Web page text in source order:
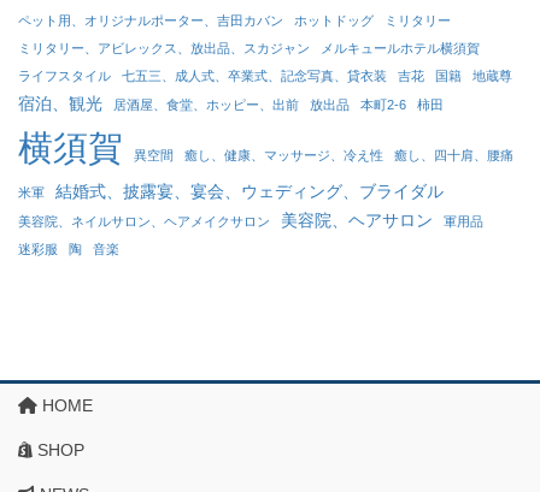
ペット用、オリジナルポーター、吉田カバン
ホットドッグ
ミリタリー
ミリタリー、アビレックス、放出品、スカジャン
メルキュールホテル横須賀
ライフスタイル
七五三、成人式、卒業式、記念写真、貸衣装 吉花 国籍 地蔵尊
宿泊、観光 居酒屋、食堂、ホッピー、出前 放出品 本町2-6 柿田
横須賀 異空間 癒し、健康、マッサージ、冷え性 癒し、四十肩、腰痛
米軍 結婚式、披露宴、宴会、ウェディング、ブライダル
美容院、ネイルサロン、ヘアメイクサロン 美容院、ヘアサロン
軍用品
迷彩服
陶 音楽
HOME
SHOP